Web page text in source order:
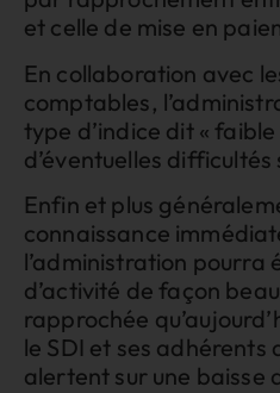
et celle de mise en
En collaboration avec
comptables,
type d’indice dit «
d’éventuelles
Enfin et plus
connaissance
l’administration pourra
d’activité de façon
rapprochée
le SDI et ses adhérents
alertent sur une baisse